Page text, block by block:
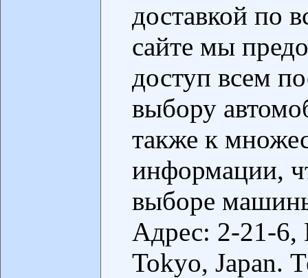
доставкой по
сайте мы
доступ всем
выбору
также к
информации,
выборе
Адрес: 2-21-
Tokyo, Japan.